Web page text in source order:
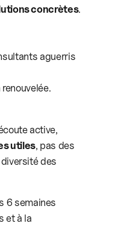
concrètes.
aguerris
active,
utiles, pas des
des
6 semaines
et à la